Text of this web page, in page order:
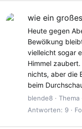
wie ein
Heute gegen
Bewölkung
vielleicht sogar
Himmel
nichts, aber die
beim
blende8 Thema
Antworten: 9